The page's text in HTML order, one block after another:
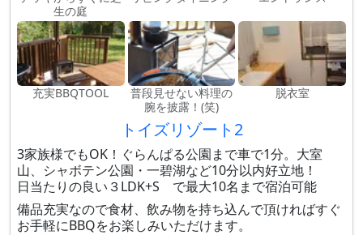
生の庭
充実BBQTOOL
普段見せない料理の
腕を披露！(笑)
脱衣室
トイズリゾート2
3家族様でもOK！ぐらんぱる公園まで車で1分。大室
山、シャボテン公園・一碧湖など10分以内好立地！
日当たりの良い３LDK+S で最大10名まで宿泊可能
備品充実なので食材、飲み物を持ち込んで頂ければすぐ
お手軽にBBQをお楽しみいただけます。